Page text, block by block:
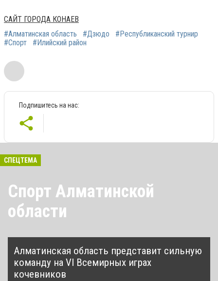
САЙТ ГОРОДА КОНАЕВ
#Алматинская область
#Дзюдо
#Республиканский турнир
#Спорт
#Илийский район
Подпишитесь на нас:
СПЕЦТЕМА
Спорт Алматинской
области
Алматинская область представит сильную
команду на VI Всемирных играх
кочевников